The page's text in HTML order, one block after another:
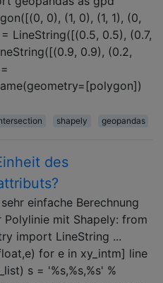
0), (1, 0), (1, 1), (0,
LineString([(0.5, 0.5), (0.7,
0.9), (0.2,
shapely geopandas
des
einfache Berechnung
Polylinie mit Shapely: from
import LineString ...
for e in xy_intm] line
s = '%s,%s,%s' %